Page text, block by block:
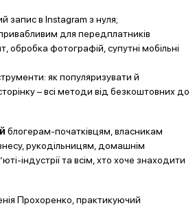
запис в Instagram з нуля;
для передплатників
обробка фотографій, супутні мобільні
як популяризувати й
– всі методи від безкоштовних до
блогерам-початківцям, власникам
рукодільницям, домашнім
індустрії та всім, хто хоче знаходити
Прохоренко, практикуючий